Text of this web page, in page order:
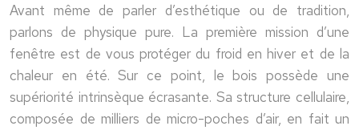
Avant même de parler d’esthétique ou de tradition,
parlons de physique pure. La première mission d’une
fenêtre est de vous protéger du froid en hiver et de la
chaleur en été. Sur ce point, le bois possède une
supériorité intrinsèque écrasante. Sa structure cellulaire,
composée de milliers de micro-poches d’air, en fait un